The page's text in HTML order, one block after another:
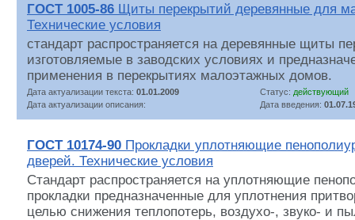
ГОСТ 1005-86 Щиты перекрытий деревянные для
Технические условия
стандарт распространяется на деревянные щиты
изготовляемые в заводских условиях и
применения в перекрытиях малоэтажных домов.
Дата актуализации текста: 01.01.2009 Статус: действующий
Дата актуализации описания:
Дата введения:
ГОСТ 10174-90 Прокладки уплотняющие
дверей. Технические условия
Стандарт распространяется на уплотняющие
прокладки предназначенные для уплотнения
целью снижения теплопотерь, воздухо-, звуко- и